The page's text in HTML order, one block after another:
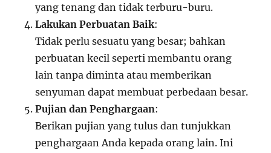
yang tenang dan tidak terburu-buru.
Lakukan Perbuatan Baik:
Tidak perlu sesuatu yang besar; bahkan
perbuatan kecil seperti membantu orang
lain tanpa diminta atau memberikan
senyuman dapat membuat perbedaan besar.
Pujian dan Penghargaan:
Berikan pujian yang tulus dan tunjukkan
penghargaan Anda kepada orang lain. Ini